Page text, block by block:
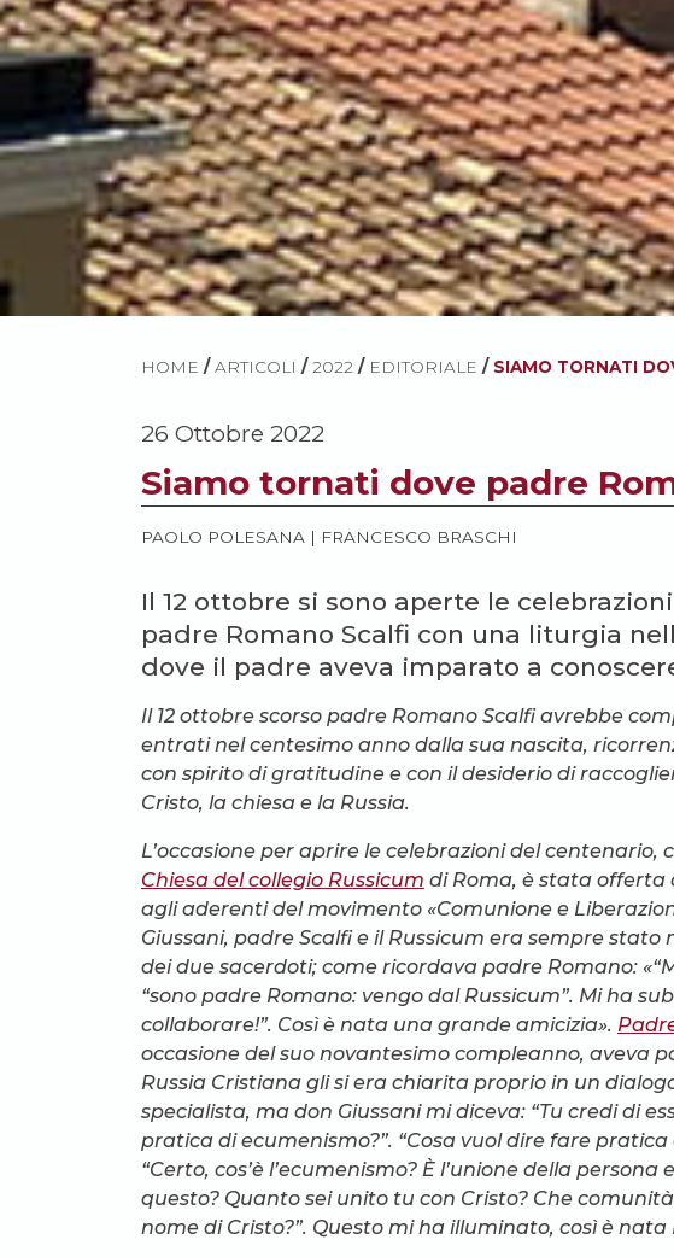
HOME / ARTICOLI / 2022 / EDITORIALE / SIAMO TORNATI
26 Ottobre 2022
Siamo tornati dove padre
PAOLO POLESANA | FRANCESCO BRASCHI
Il 12 ottobre si sono aperte le
padre Romano Scalfi con una liturgia
dove il padre aveva imparato a
Il 12 ottobre scorso padre Romano Scalfi avrebbe
entrati nel centesimo anno dalla sua nascita,
con spirito di gratitudine e con il desiderio di
Cristo, la chiesa e la Russia.
L’occasione per aprire le celebrazioni del centenario,
Chiesa del collegio Russicum di Roma, è stata offerta
agli aderenti del movimento «Comunione e
Giussani, padre Scalfi e il Russicum era sempre
dei due sacerdoti; come ricordava padre Romano:
“sono padre Romano: vengo dal Russicum”. Mi ha
collaborare!”. Così è nata una grande amicizia».
occasione del suo novantesimo compleanno, aveva
Russia Cristiana gli si era chiarita proprio in un
specialista, ma don Giussani mi diceva: “Tu credi di
pratica di ecumenismo?”. “Cosa vuol dire fare
“Certo, cos’è l’ecumenismo? È l’unione della
questo? Quanto sei unito tu con Cristo? Che
nome di Cristo?”. Questo mi ha illuminato, così è nata